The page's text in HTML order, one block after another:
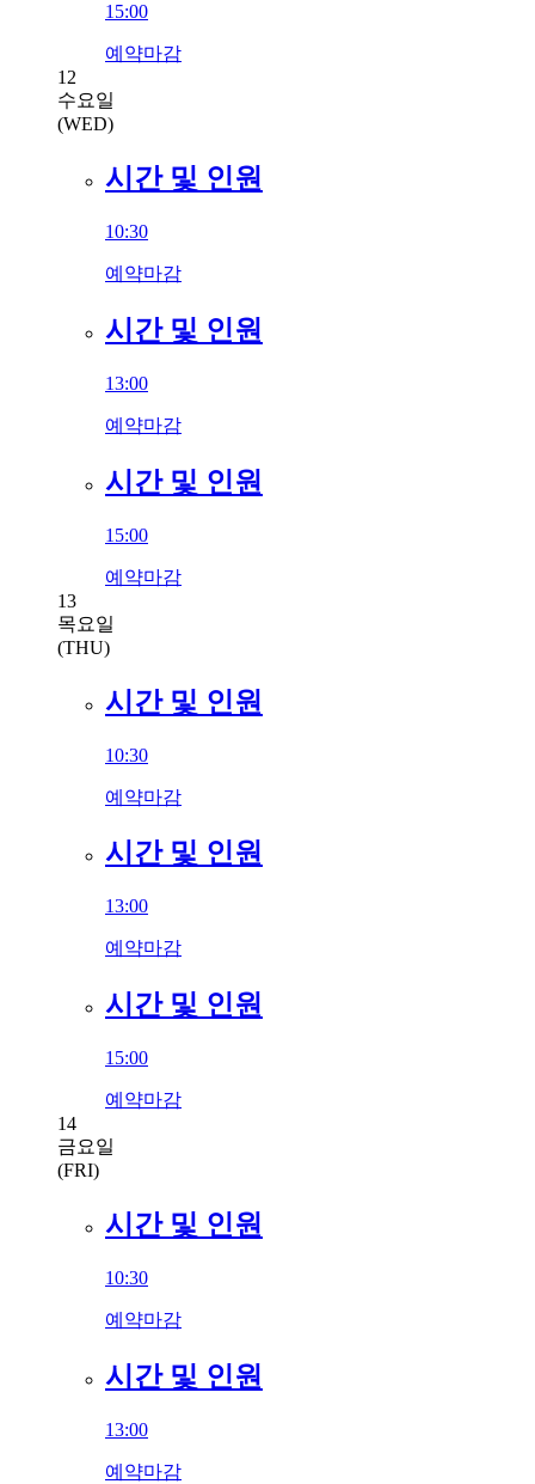
15:00
예약마감
12
수요일
(WED)
시간 및 인원
10:30
예약마감
시간 및 인원
13:00
예약마감
시간 및 인원
15:00
예약마감
13
목요일
(THU)
시간 및 인원
10:30
예약마감
시간 및 인원
13:00
예약마감
시간 및 인원
15:00
예약마감
14
금요일
(FRI)
시간 및 인원
10:30
예약마감
시간 및 인원
13:00
예약마감